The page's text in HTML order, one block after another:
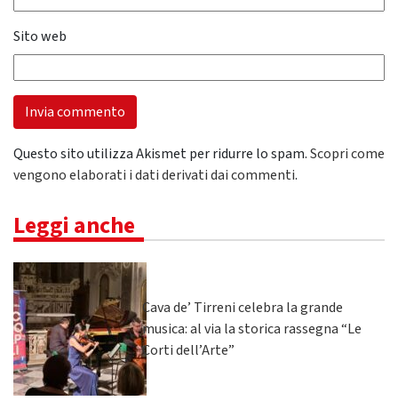
Sito web
Questo sito utilizza Akismet per ridurre lo spam.Scopri come
vengono elaborati i dati derivati dai commenti.
Leggi anche
Cava de’ Tirreni celebra la grande
musica: al via la storica rassegna “Le
Corti dell’Arte”